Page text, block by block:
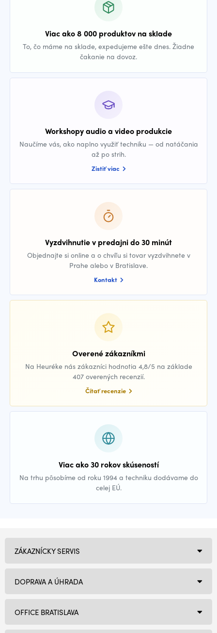
Viac ako 8 000 produktov na sklade
To, čo máme na sklade, expedujeme ešte dnes. Žiadne
čakanie na dovoz.
Workshopy audio a video produkcie
Naučíme vás, ako naplno využiť techniku — od natáčania
až po strih.
Zistiť viac
Vyzdvihnutie v predajni do 30 minút
Objednajte si online a o chvíľu si tovar vyzdvihnete v
Prahe alebo v Bratislave.
Kontakt
Overené zákazníkmi
Na Heuréke nás zákazníci hodnotia 4,8/5 na základe
407 overených recenzií.
Čítať recenzie
Viac ako 30 rokov skúseností
Na trhu pôsobíme od roku 1994 a techniku dodávame do
celej EÚ.
OFFICE BRATISLAVA
ZÁKAZNÍCKY SERVIS
DOPRAVA A ÚHRADA